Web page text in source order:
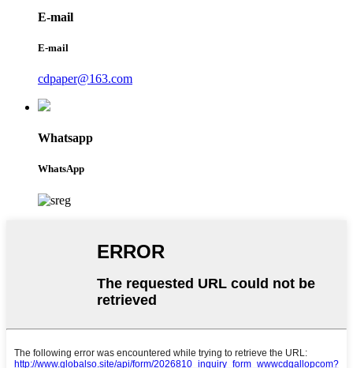
E-mail
E-mail
cdpaper@163.com
Whatsapp
WhatsApp